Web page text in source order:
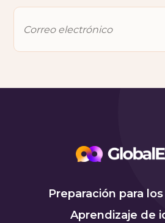
Preparación para
Aprendizaje de